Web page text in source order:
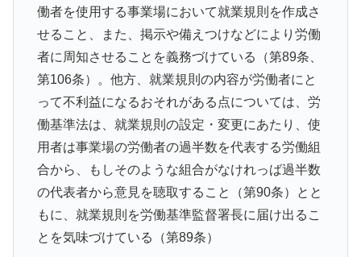
働者を使用する事業場において就業規則を作成さ
せること、また、掲示や備えつけなどにより労働
者に周知させることを義務づけている（第89条、
第106条）。他方、就業規則の内容が労働者にと
って不利益になるおそれがある点については、労
働基準法は、就業規則の設定・変更にあたり、使
用者は事業場の労働者の過半数を代表する労働組
合から、もしそのような組合がなけれっば過半数
の代表者から意見を聴取すること（第90条）とと
もに、就業規則を労働基準監督署長に届け出るこ
とを気味づけている（第89条）